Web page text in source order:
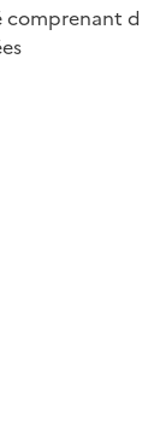
comprenant d